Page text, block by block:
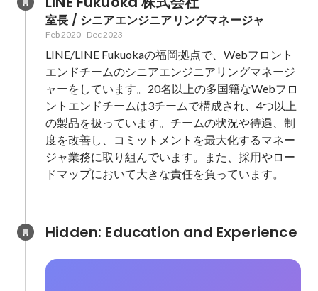
室長 / シニアエンジニアリングマネージャ
Feb 2020- Dec 2023
LINE/LINE Fukuokaの福岡拠点で、Webフロント
エンドチームのシニアエンジニアリングマネージ
ャーをしています。20名以上の多国籍なWebフロ
ントエンドチームは3チームで構成され、4つ以上
の製品を扱っています。チームの状況や待遇、制
度を改善し、コミットメントを最大化するマネー
ジャ業務に取り組んでいます。また、採用やロー
ドマップにおいて大きな責任を負っています。